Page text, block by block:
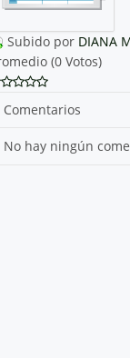
Subido por DIANA
(0 Votos)
Comentarios
No hay ningún